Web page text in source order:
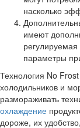
насколько
имеют
параметры
Технология No
холодильников и
размораживать
охлаждение
дороже, их